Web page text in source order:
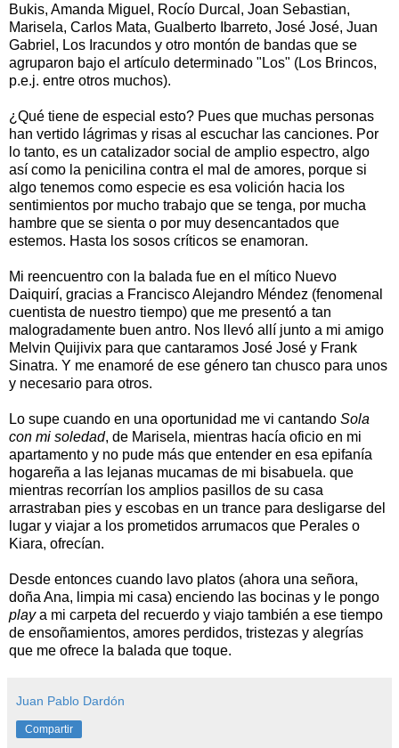
Bukis, Amanda Miguel, Rocío Durcal, Joan Sebastian,
Marisela, Carlos Mata, Gualberto Ibarreto, José José, Juan
Gabriel, Los Iracundos y otro montón de bandas que se
agruparon bajo el artículo determinado "Los" (Los Brincos,
p.e.j. entre otros muchos).
¿Qué tiene de especial esto? Pues que muchas personas
han vertido lágrimas y risas al escuchar las canciones. Por
lo tanto, es un catalizador social de amplio espectro, algo
así como la penicilina contra el mal de amores, porque si
algo tenemos como especie es esa volición hacia los
sentimientos por mucho trabajo que se tenga, por mucha
hambre que se sienta o por muy desencantados que
estemos. Hasta los sosos críticos se enamoran.
Mi reencuentro con la balada fue en el mítico Nuevo
Daiquirí, gracias a Francisco Alejandro Méndez (fenomenal
cuentista de nuestro tiempo) que me presentó a tan
malogradamente buen antro. Nos llevó allí junto a mi amigo
Melvin Quijivix para que cantaramos José José y Frank
Sinatra. Y me enamoré de ese género tan chusco para unos
y necesario para otros.
Lo supe cuando en una oportunidad me vi cantando Sola
con mi soledad, de Marisela, mientras hacía oficio en mi
apartamento y no pude más que entender en esa epifanía
hogareña a las lejanas mucamas de mi bisabuela. que
mientras recorrían los amplios pasillos de su casa
arrastraban pies y escobas en un trance para desligarse del
lugar y viajar a los prometidos arrumacos que Perales o
Kiara, ofrecían.
Desde entonces cuando lavo platos (ahora una señora,
doña Ana, limpia mi casa) enciendo las bocinas y le pongo
playa mi carpeta del recuerdo y viajo también a ese tiempo
de ensoñamientos, amores perdidos, tristezas y alegrías
que me ofrece la balada que toque.
Juan Pablo Dardón
Compartir